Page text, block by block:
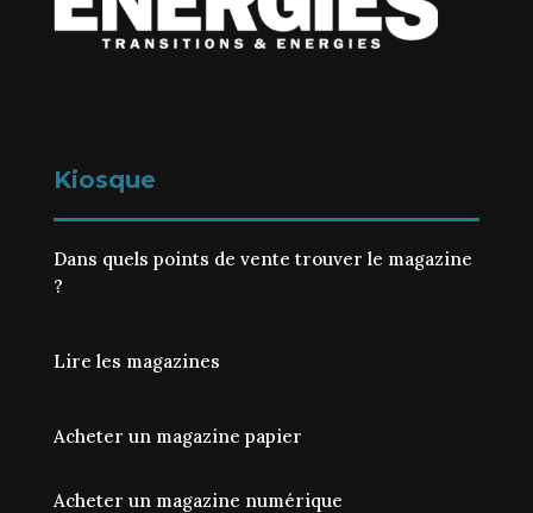
Kiosque
Dans quels points de vente trouver le magazine
?
Lire les magazines
Acheter un magazine papier
Acheter un magazine numérique